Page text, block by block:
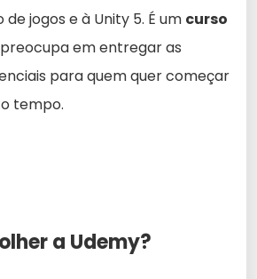
jogos e à Unity 5. É um curso
em entregar as
para quem quer começar
tempo.
a Udemy?